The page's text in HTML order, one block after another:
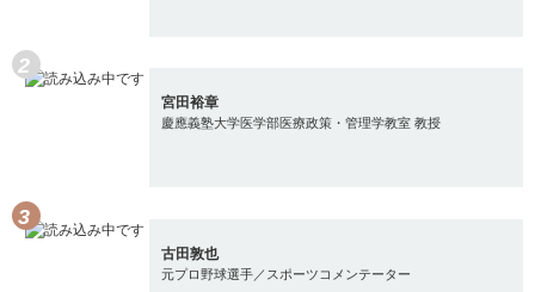
宮田裕章
慶應義塾大学医学部医療政策・管理学教室 教授
古田敦也
元プロ野球選手／スポーツコメンテーター